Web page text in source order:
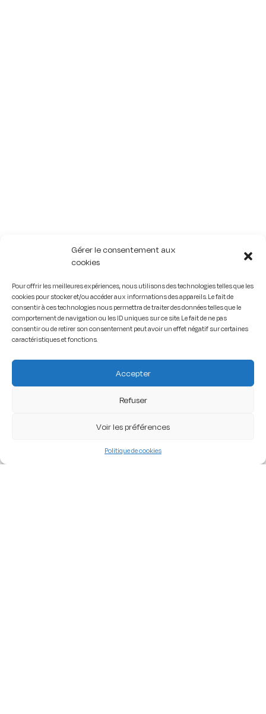
Gérer le consentement aux
cookies
Pour offrir les meilleures expériences, nous utilisons des technologies telles que les
cookies pour stocker et/ou accéder aux informations des appareils. Le fait de
consentir à ces technologies nous permettra de traiter des données telles que le
comportement de navigation ou les ID uniques sur ce site. Le fait de ne pas
consentir ou de retirer son consentement peut avoir un effet négatif sur certaines
caractéristiques et fonctions.
Accepter
Refuser
Voir les préférences
Politique de cookies